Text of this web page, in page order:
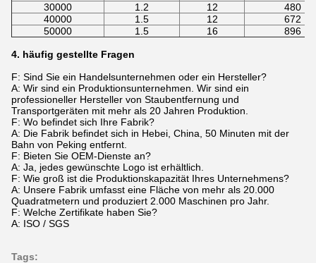
30000
1.2 12
480
40000
1.5 12
672
50000
1.5 16 896
4. häufig gestellte Fragen
F: Sind Sie ein Handelsunternehmen oder ein Hersteller?
A: Wir sind ein Produktionsunternehmen. Wir sind ein
professioneller Hersteller von Staubentfernung und
Transportgeräten mit mehr als 20 Jahren Produktion.
F: Wo befindet sich Ihre Fabrik?
A: Die Fabrik befindet sich in Hebei, China, 50 Minuten mit der
Bahn von Peking entfernt.
F: Bieten Sie OEM-Dienste an?
A: Ja, jedes gewünschte Logo ist erhältlich.
F: Wie groß ist die Produktionskapazität Ihres Unternehmens?
A: Unsere Fabrik umfasst eine Fläche von mehr als 20.000
Quadratmetern und produziert 2.000 Maschinen pro Jahr.
F: Welche Zertifikate haben Sie?
A: ISO / SGS
Tags: